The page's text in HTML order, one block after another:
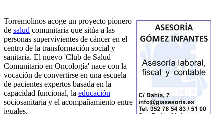
Torremolinos acoge un proyecto pionero
de salud comunitaria que sitúa a las
personas supervivientes de cáncer en el
centro de la transformación social y
sanitaria. El nuevo 'Club de Salud
Comunitario en Oncología' nace con la
vocación de convertirse en una escuela
de pacientes expertos basada en la
capacidad funcional, la educación
sociosanitaria y el acompañamiento entre
iguales.